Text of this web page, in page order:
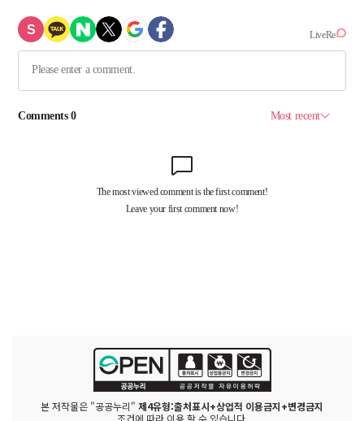
본 저작물은 "공공누리" 제4유형:출처표시+상업적 이용금지+변경금지